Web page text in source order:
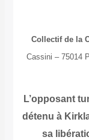
Collectif de la
Cassini – 75014
L’opposant
détenu à
sa